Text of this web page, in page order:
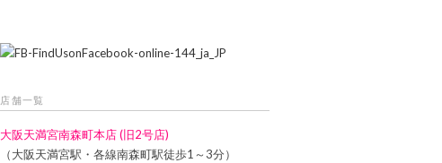
店舗一覧
大阪天満宮南森町本店 (旧2号店)
（大阪天満宮駅・各線南森町駅徒歩1～3分）